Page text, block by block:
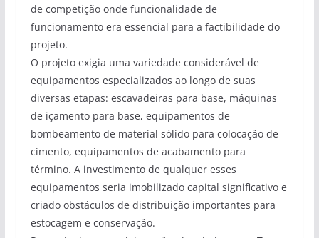
de competição onde funcionalidade de
funcionamento era essencial para a factibilidade do
projeto.
O projeto exigia uma variedade considerável de
equipamentos especializados ao longo de suas
diversas etapas: escavadeiras para base, máquinas
de içamento para base, equipamentos de
bombeamento de material sólido para colocação de
cimento, equipamentos de acabamento para
término. A investimento de qualquer esses
equipamentos seria imobilizado capital significativo e
criado obstáculos de distribuição importantes para
estocagem e conservação.